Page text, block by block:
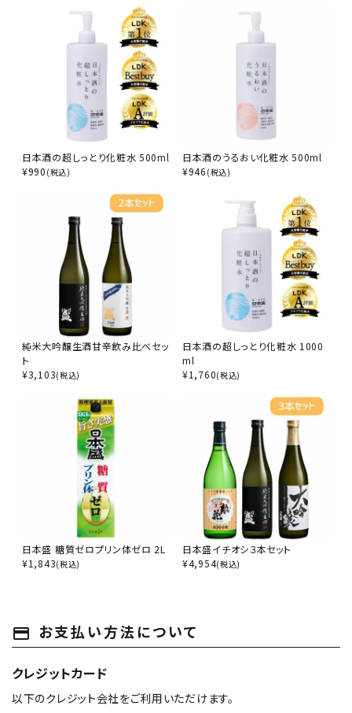
日本酒の超しっとり化粧水 500ml
¥990 (税込)
日本酒のうるおい化粧水 500ml
¥946 (税込)
純米大吟醸生酒甘辛飲み比べセッ
ト
¥3,103(税込)
日本酒の超しっとり化粧水 1000
ml
¥1,760(税込)
日本盛 糖質ゼロプリン体ゼロ 2L
¥1,843(税込)
日本盛イチオシ３本セット
¥4,954(税込)
payment お支払い方法について
クレジットカード
以下のクレジット会社をご利用いただけます。